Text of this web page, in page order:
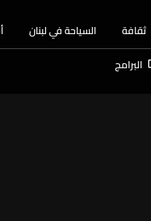
ثقافة السياحة في لبنان
البرامج